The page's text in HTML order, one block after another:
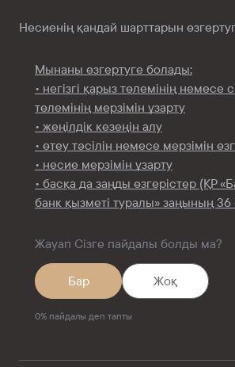
Несиенің қандай шарттарын
Мынаны өзгертуге болады:
• негізгі қарыз төлемінің немесе
төлемінің мерзімін ұзарту
• жеңілдік кезеңін алу
• өтеу тәсілін немесе мерзімін
• несие мерзімін ұзарту
• басқа да заңды өзгерістер (ҚР
банк қызметі туралы» заңының
Жауап Сізге пайдалы болды ма?
Бар Жоқ
0% пайдалы деп тапты